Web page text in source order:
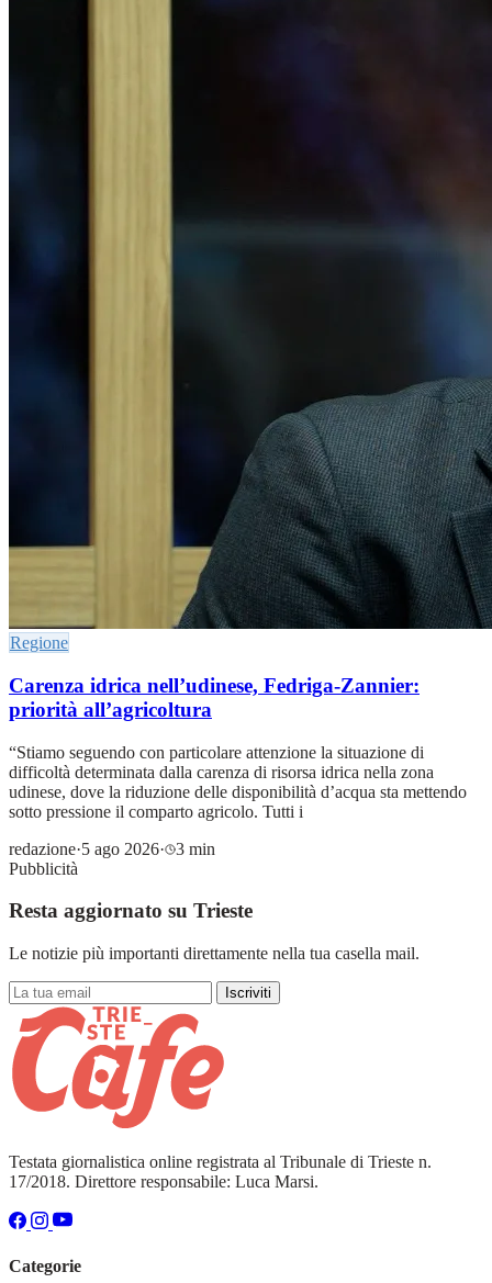
Regione
Carenza idrica nell’udinese, Fedriga-Zannier:
priorità all’agricoltura
“Stiamo seguendo con particolare attenzione la situazione di
difficoltà determinata dalla carenza di risorsa idrica nella zona
udinese, dove la riduzione delle disponibilità d’acqua sta mettendo
sotto pressione il comparto agricolo. Tutti i
redazione·5 ago 2026·
3 min
Pubblicità
Resta aggiornato su Trieste
Le notizie più importanti direttamente nella tua casella mail.
Iscriviti
Testata giornalistica online registrata al Tribunale di Trieste n.
17/2018. Direttore responsabile: Luca Marsi.
Categorie